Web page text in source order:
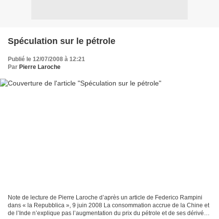
Spéculation sur le pétrole
Publié le 12/07/2008 à 12:21
Par Pierre Laroche
Note de lecture de Pierre Laroche d’après un article de Federico Rampini
dans « la Repubblica », 9 juin 2008 La consommation accrue de la Chine et
de l’Inde n’explique pas l’augmentation du prix du pétrole et de ses dérivés.